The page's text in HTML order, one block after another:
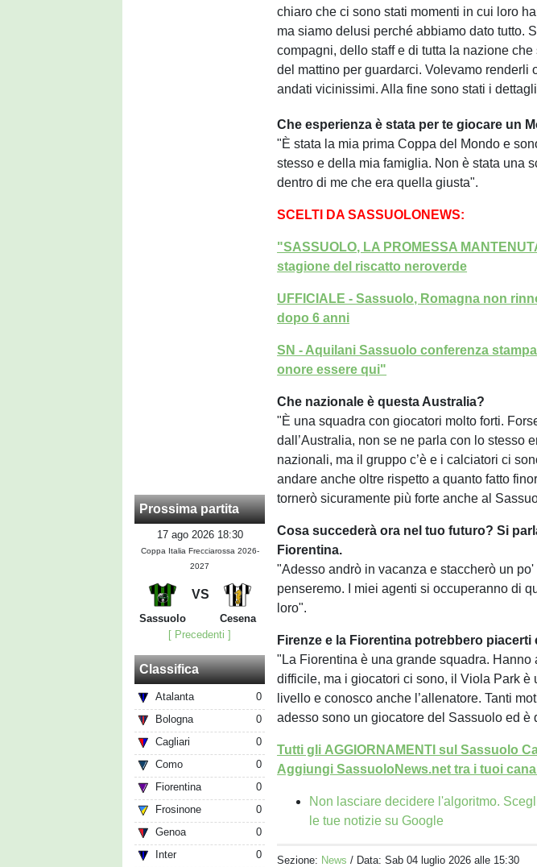
Prossima partita
17 ago 2026 18:30
Coppa Italia Frecciarossa 2026-
2027
VS
Sassuolo
Cesena
[ Precedenti ]
Classifica
Atalanta
0
Bologna
0
Cagliari
0
Como
0
Fiorentina
0
Frosinone
0
Genoa
0
Inter
0
chiaro che ci sono stati momenti in cui loro
ma siamo delusi perché abbiamo dato tutto.
compagni, dello staff e di tutta la nazione
del mattino per guardarci. Volevamo renderli
andati vicinissimi. Alla fine sono stati i
Che esperienza è stata per te giocare un
"È stata la mia prima Coppa del Mondo e
stesso e della mia famiglia. Non è stata una
dentro di me che era quella giusta".
SCELTI DA SASSUOLONEWS:
"SASSUOLO, LA PROMESSA
stagione del riscatto neroverde
UFFICIALE - Sassuolo, Romagna non
dopo 6 anni
SN - Aquilani Sassuolo conferenza
onore essere qui"
Che nazionale è questa Australia?
"È una squadra con giocatori molto forti.
dall’Australia, non se ne parla con lo stesso
nazionali, ma il gruppo c’è e i calciatori ci
andare anche oltre rispetto a quanto fatto
tornerò sicuramente più forte anche al
Cosa succederà ora nel tuo futuro? Si
Fiorentina.
"Adesso andrò in vacanza e staccherò un po'
penseremo. I miei agenti si occuperanno di
loro".
Firenze e la Fiorentina potrebbero
"La Fiorentina è una grande squadra. Hanno
difficile, ma i giocatori ci sono, il Viola Park è
livello e conosco anche l’allenatore. Tanti
adesso sono un giocatore del Sassuolo ed è
Tutti gli AGGIORNAMENTI sul Sassuolo
Aggiungi SassuoloNews.net tra i tuoi
Non lasciare decidere l'algoritmo.
le tue notizie su Google
Sezione: News / Data:Sab 04 luglio 2026 alle 15:30